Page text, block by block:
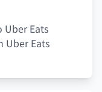
Uber Eats
Uber Eats